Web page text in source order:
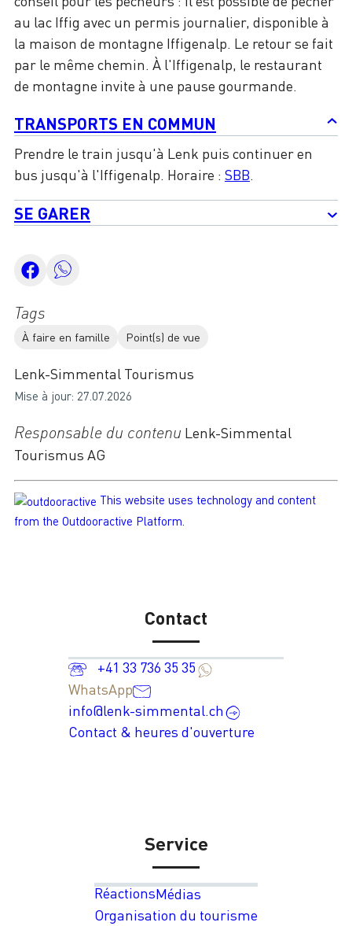
Tags
À faire en famille Point(s) de vue
Lenk-Simmental Tourismus
Mise à jour: 27.07.2026
Responsable du contenu Lenk-Simmental
Tourismus AG
This website uses technology and content
from the Outdooractive Platform.
au lac Iffig avec un permis journalier, disponible à
la maison de montagne Iffigenalp. Le retour se fait
par le même chemin. À l'Iffigenalp, le restaurant
de montagne invite à une pause gourmande.
TRANSPORTS EN COMMUN
Prendre le train jusqu'à Lenk puis continuer en
bus jusqu'à l'Iffigenalp. Horaire : SBB.
SE GARER
Contact
+41 33 736 35 35
WhatsApp
info@lenk-simmental.ch
Contact & heures d'ouverture
Service
RéactionsMédias
Organisation du tourisme